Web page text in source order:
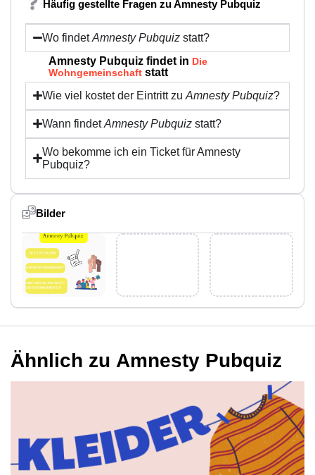
Häufig gestellte Fragen zu Amnesty Pubquiz
Wo findetAmnesty Pubquiz statt?
Amnesty Pubquiz findet in Die
Wohngemeinschaft statt
Wie viel kostet der Eintritt zuAmnesty Pubquiz?
Wann findetAmnesty Pubquiz statt?
Wo bekomme ich ein Ticket für Amnesty
Pubquiz?
Bilder
Ähnlich zu Amnesty Pubquiz